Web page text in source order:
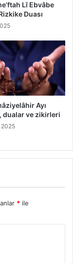
Lî Ebvâbe
Duası
Ayı
dualar ve zikirleri
2025
* ile